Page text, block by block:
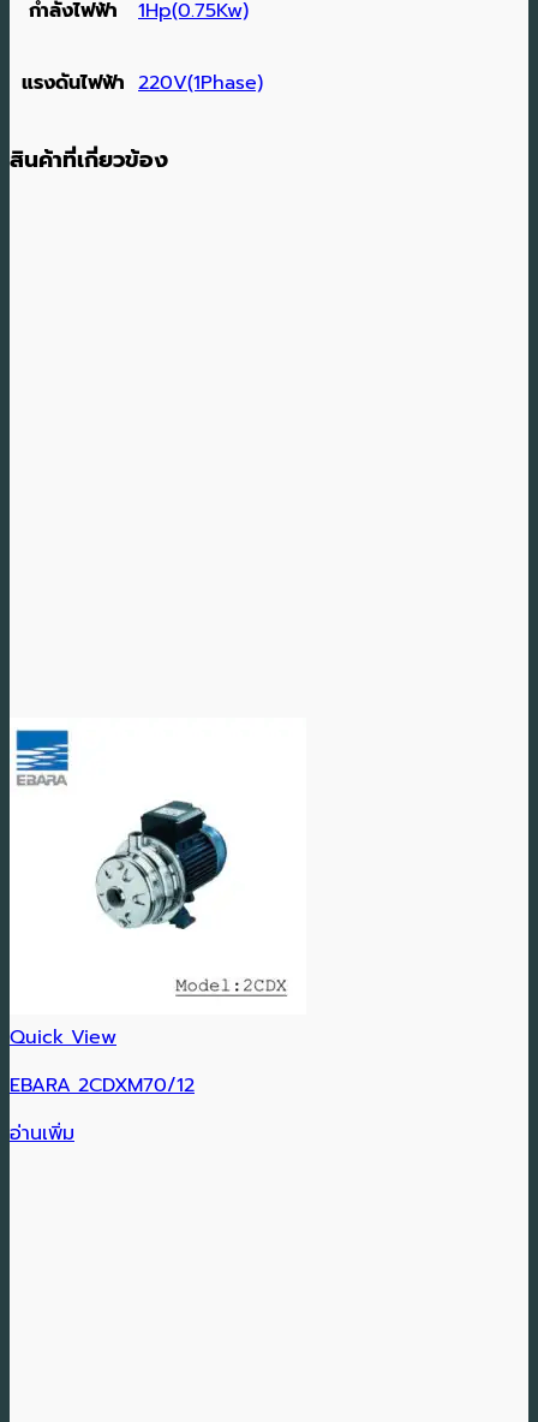
กำลังไฟฟ้า 1Hp(0.75Kw)
แรงดันไฟฟ้า 220V(1Phase)
สินค้าที่เกี่ยวข้อง
Quick View
EBARA 2CDXM70/12
อ่านเพิ่ม